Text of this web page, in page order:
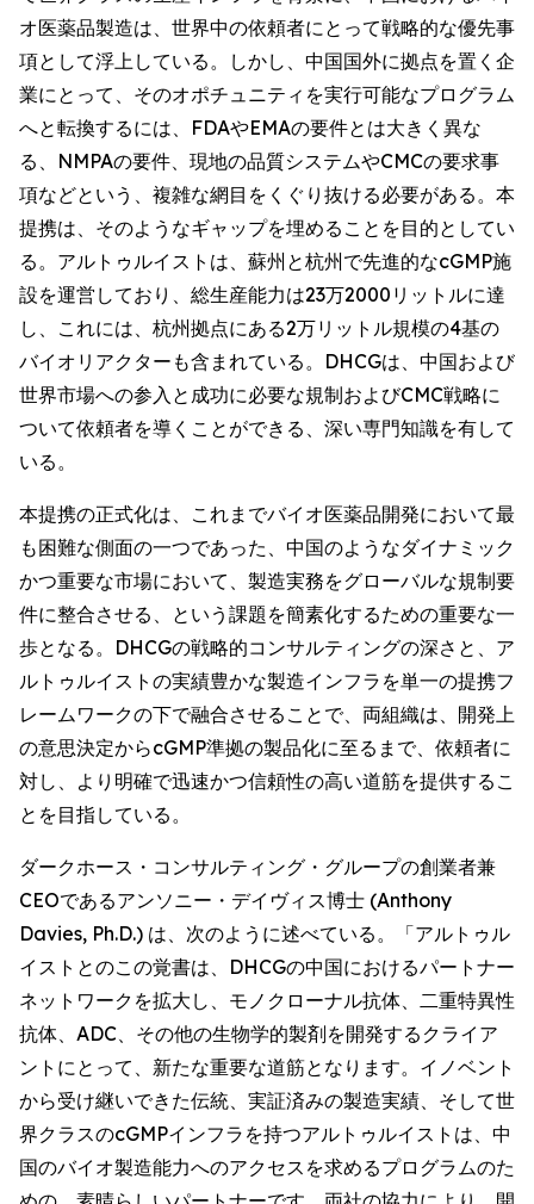
オ医薬品製造は、世界中の依頼者にとって戦略的な優先事
項として浮上している。しかし、中国国外に拠点を置く企
業にとって、そのオポチュニティを実行可能なプログラム
へと転換するには、FDAやEMAの要件とは大きく異な
る、NMPAの要件、現地の品質システムやCMCの要求事
項などという、複雑な網目をくぐり抜ける必要がある。本
提携は、そのようなギャップを埋めることを目的としてい
る。アルトゥルイストは、蘇州と杭州で先進的なcGMP施
設を運営しており、総生産能力は23万2000リットルに達
し、これには、杭州拠点にある2万リットル規模の4基の
バイオリアクターも含まれている。DHCGは、中国および
世界市場への参入と成功に必要な規制およびCMC戦略に
ついて依頼者を導くことができる、深い専門知識を有して
いる。
本提携の正式化は、これまでバイオ医薬品開発において最
も困難な側面の一つであった、中国のようなダイナミック
かつ重要な市場において、製造実務をグローバルな規制要
件に整合させる、という課題を簡素化するための重要な一
歩となる。DHCGの戦略的コンサルティングの深さと、ア
ルトゥルイストの実績豊かな製造インフラを単一の提携フ
レームワークの下で融合させることで、両組織は、開発上
の意思決定からcGMP準拠の製品化に至るまで、依頼者に
対し、より明確で迅速かつ信頼性の高い道筋を提供するこ
とを目指している。
ダークホース・コンサルティング・グループの創業者兼
CEOであるアンソニー・デイヴィス博士 (Anthony
Davies, Ph.D.) は、次のように述べている。「アルトゥル
イストとのこの覚書は、DHCGの中国におけるパートナー
ネットワークを拡大し、モノクローナル抗体、二重特異性
抗体、ADC、その他の生物学的製剤を開発するクライア
ントにとって、新たな重要な道筋となります。イノベント
から受け継いできた伝統、実証済みの製造実績、そして世
界クラスのcGMPインフラを持つアルトゥルイストは、中
国のバイオ製造能力へのアクセスを求めるプログラムのた